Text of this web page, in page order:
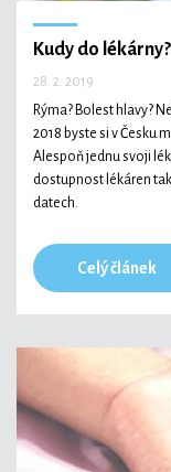
Kudy do lékárny?
28. 2. 2019
Rýma? Bolest hlavy?
2018 byste si v Česku
Alespoň jednu svoji
dostupnost lékáren
datech.
Celý článek